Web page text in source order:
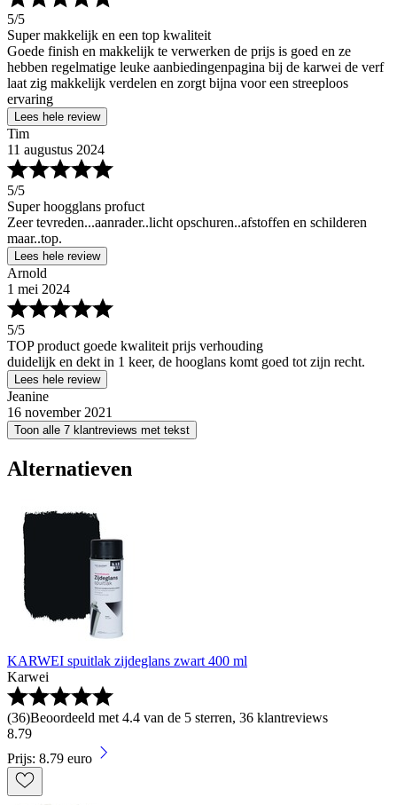
5/5
Super makkelijk en een top kwaliteit
Goede finish en makkelijk te verwerken de prijs is goed en ze
hebben regelmatige leuke aanbiedingenpagina bij de karwei de verf
laat zig makkelijk verdelen en zorgt bijna voor een streeploos
ervaring
Lees hele review
Tim
11 augustus 2024
5/5
Super hoogglans profuct
Zeer tevreden...aanrader..licht opschuren..afstoffen en schilderen
maar..top.
Lees hele review
Arnold
1 mei 2024
5/5
TOP product goede kwaliteit prijs verhouding
duidelijk en dekt in 1 keer, de hooglans komt goed tot zijn recht.
Lees hele review
Jeanine
16 november 2021
Toon alle 7 klantreviews met tekst
Alternatieven
KARWEI spuitlak zijdeglans zwart 400 ml
Karwei
(36)Beoordeeld met 4.4 van de 5 sterren, 36 klantreviews
8.79
Prijs: 8.79 euro